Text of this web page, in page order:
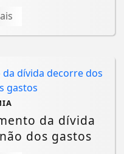
da dívida
dos gastos